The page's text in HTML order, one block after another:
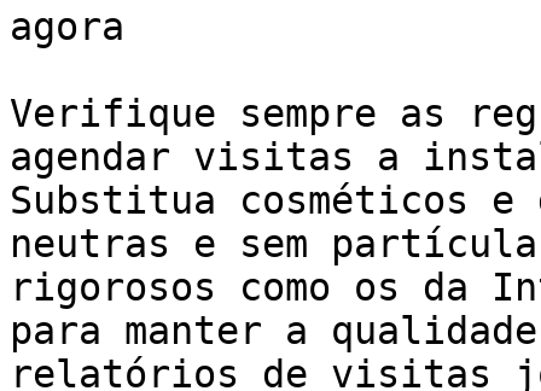
agora
Verifique sempre as
agendar visitas a
Substitua cosméticos e
neutras e sem
rigorosos como os da
para manter a
relatórios de visitas